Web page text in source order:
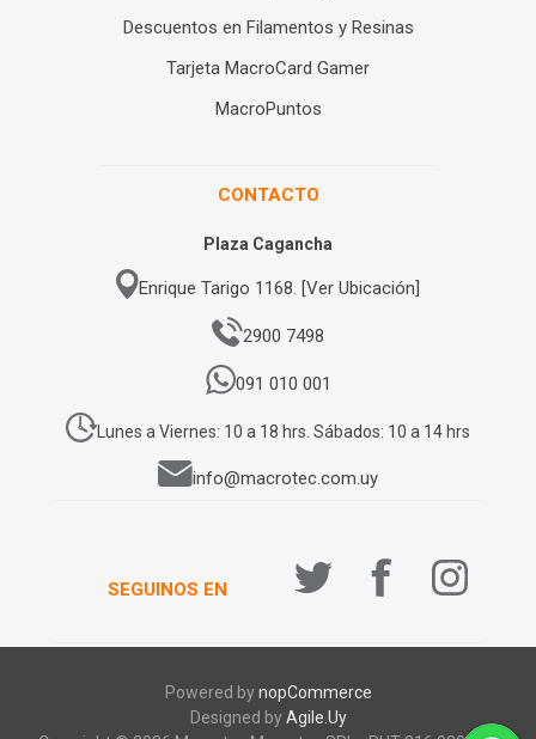
Descuentos en Filamentos y Resinas
Tarjeta MacroCard Gamer
MacroPuntos
CONTACTO
Plaza Cagancha
Enrique Tarigo 1168. [Ver Ubicación]
2900 7498
091 010 001
Lunes a Viernes: 10 a 18 hrs. Sábados: 10 a 14 hrs
info@macrotec.com.uy
SEGUINOS EN
Powered bynopCommerce
Designed byAgile.Uy